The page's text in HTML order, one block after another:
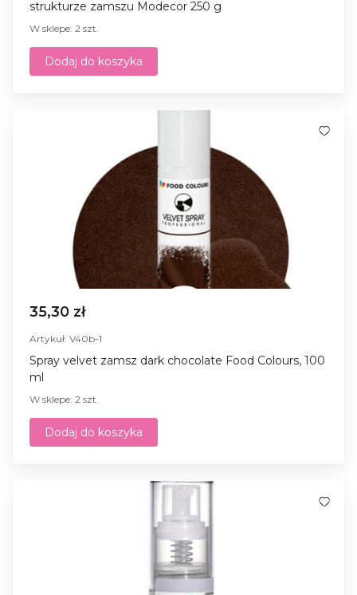
strukturze zamszu Modecor 250 g
W sklepe: 2 szt.
Dodaj do koszyka
35,30 zł
Artykuł: V40b-1
Spray velvet zamsz dark chocolate Food Colours, 100
ml
W sklepe: 2 szt.
Dodaj do koszyka